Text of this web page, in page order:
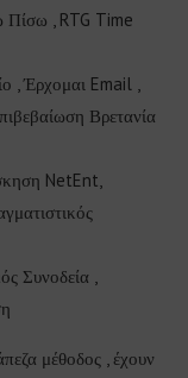
Πίσω , RTG Time
, Έρχομαι Email ,
Βρετανία
NetEnt,
Συνοδεία ,
μέθοδος , έχουν